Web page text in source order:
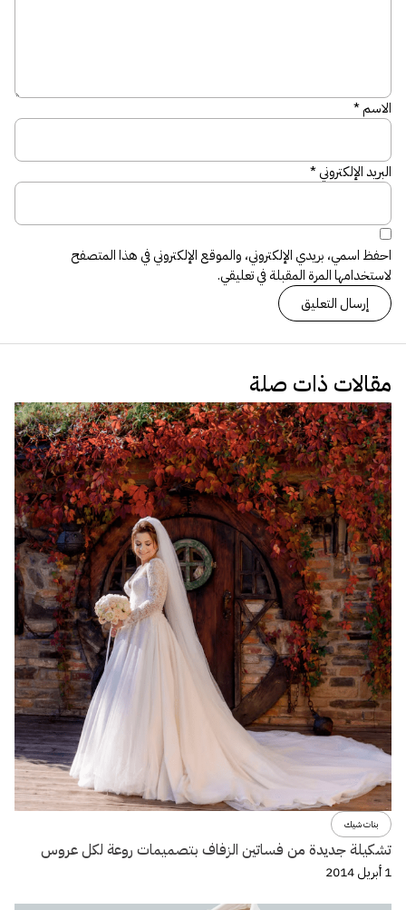
الاسم*
البريد الإلكتروني*
احفظ اسمي، بريدي الإلكتروني، والموقع الإلكتروني في هذا المتصفح
لاستخدامها المرة المقبلة في تعليقي.
مقالات ذات صلة
بنات شيك
تشكيلة جديدة من فساتين الزفاف بتصميمات روعة لكل عروس
1 أبريل 2014